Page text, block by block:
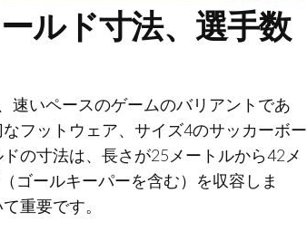
ルド寸法、選手数
速いペースのゲームのバリアントであ
フットウェア、サイズ4のサッカーボー
の寸法は、長さが25メートルから42メ
ゴールキーパーを含む）を収容しま
重要です。